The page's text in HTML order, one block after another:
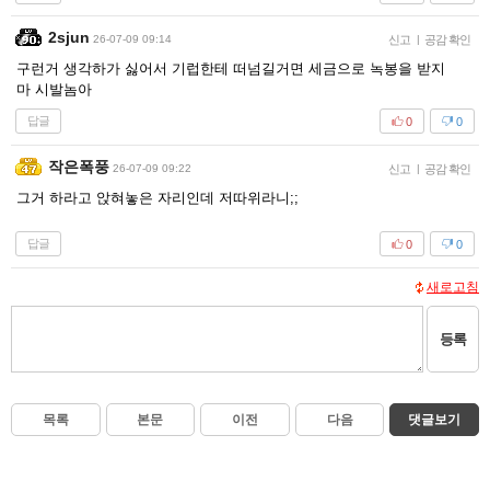
2sjun 26-07-09 09:14 신고 | 공감 확인
구런거 생각하가 싫어서 기럽한테 떠넘길거면 세금으로 녹봉을 받지
마 시발놈아
답글 0
0
작은폭풍 26-07-09 09:22 신고 | 공감 확인
그거 하라고 앉혀놓은 자리인데 저따위라니;;
답글 0
0
새로고침
등록
목록 본문 이전 다음 댓글보기